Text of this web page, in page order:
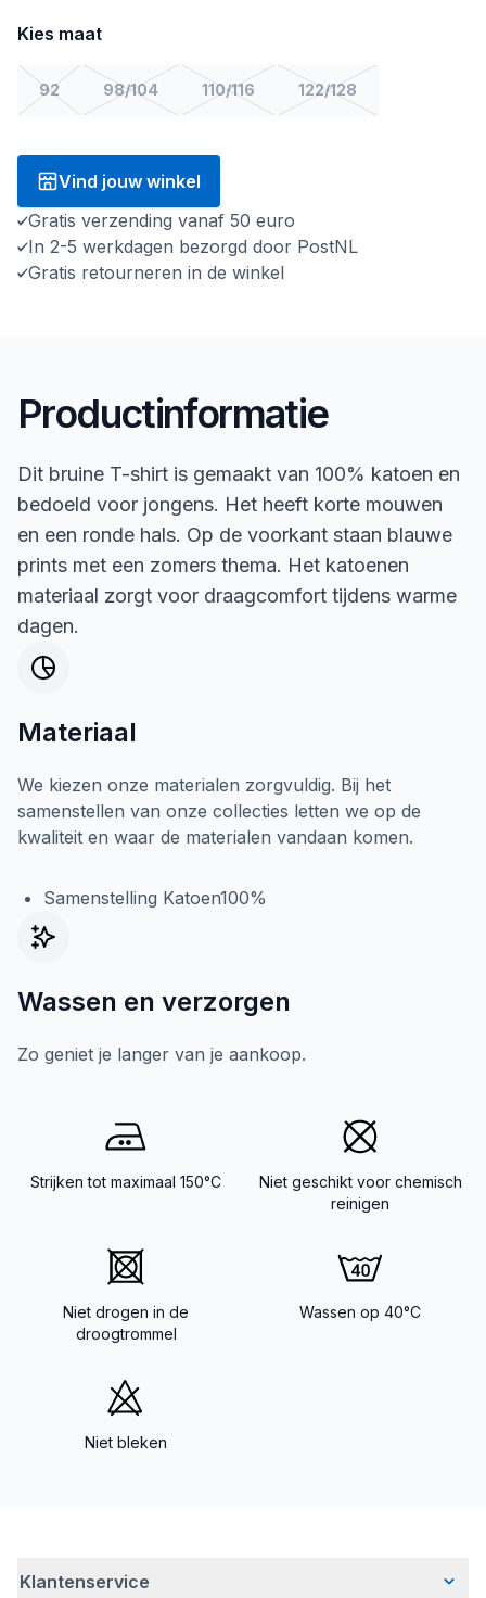
Kies maat
92 98/104 110/116 122/128
Vind jouw winkel
Gratis verzending vanaf 50 euro
In 2-5 werkdagen bezorgd door PostNL
Gratis retourneren in de winkel
Productinformatie
Dit bruine T-shirt is gemaakt van 100% katoen en
bedoeld voor jongens. Het heeft korte mouwen
en een ronde hals. Op de voorkant staan blauwe
prints met een zomers thema. Het katoenen
materiaal zorgt voor draagcomfort tijdens warme
dagen.
Materiaal
We kiezen onze materialen zorgvuldig. Bij het
samenstellen van onze collecties letten we op de
kwaliteit en waar de materialen vandaan komen.
Samenstelling Katoen100%
Wassen en verzorgen
Zo geniet je langer van je aankoop.
Strijken tot maximaal 150°C
Niet geschikt voor chemisch
reinigen
Niet drogen in de
droogtrommel
Wassen op 40°C
Niet bleken
Klantenservice